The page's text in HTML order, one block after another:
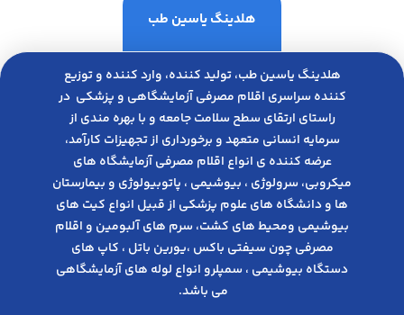
هلدینگ یاسین طب
هلدینگ یاسین طب، تولید کننده، وارد کننده و توزیع
کننده سراسری اقلام مصرفی آزمایشگاهی و پزشکی در
راﺳﺘﺎی ارﺗﻘﺎی ﺳﻄﺢ ﺳﻼﻣﺖ ﺟﺎﻣﻌﻪ و ﺑﺎ ﺑﻬﺮه ﻣﻨﺪی از
ﺳﺮﻣﺎﯾﻪ انسانی متعهد و ﺑﺮﺧﻮرداری از ﺗﺠﻬﯿﺰات ﮐﺎرآﻣﺪ،
عرضه کننده ی انواع اﻗﻼم مصرفی آزﻣﺎﯾﺸﮕﺎه های
میکروبی، ﺳﺮوﻟﻮژی ، ﺑﯿﻮﺷﯿﻤﯽ ، پاتوبیولوژی و بیمارستان
ها و دانشگاه های علوم پزشکی از قبیل انواع کیت های
بیوشیمی ومحیط های کشت، سرم های آلبومین و اقلام
مصرفی چون سیفتی باکس ،یورین باتل ، کاپ های
دستگاه بیوشیمی ، سمپلرو انواع لوله های آزمایشگاهی
می باشد.